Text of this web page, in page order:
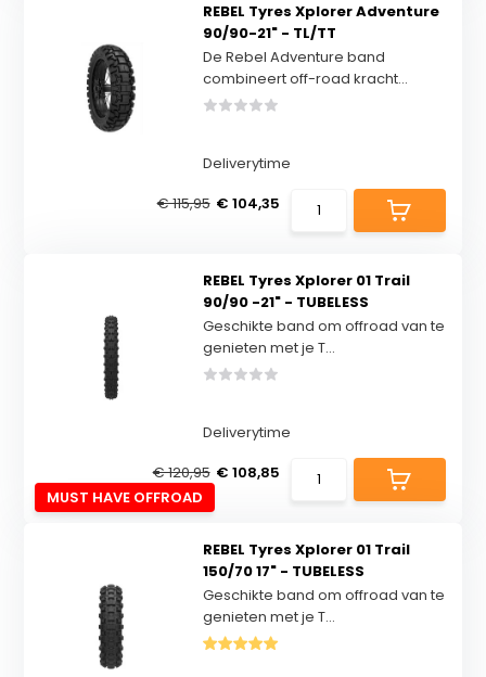
REBEL Tyres Xplorer Adventure
90/90-21" - TL/TT
De Rebel Adventure band
combineert off-road kracht...
Deliverytime
€ 115,95 € 104,35
MUST HAVE OFFROAD
REBEL Tyres Xplorer 01 Trail
90/90 -21" - TUBELESS
Geschikte band om offroad van te
genieten met je T...
Deliverytime
€ 120,95 € 108,85
REBEL Tyres Xplorer 01 Trail
150/70 17" - TUBELESS
Geschikte band om offroad van te
genieten met je T...